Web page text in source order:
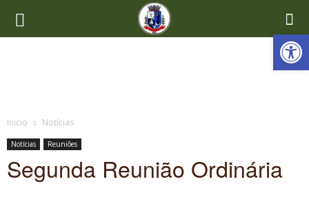
Inicio Notícias
Notícias Reuniões
Segunda Reunião Ordinária